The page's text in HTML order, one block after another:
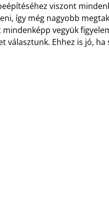
viszont
így még nagyobb
vegyük
választunk. Ehhez is jó,